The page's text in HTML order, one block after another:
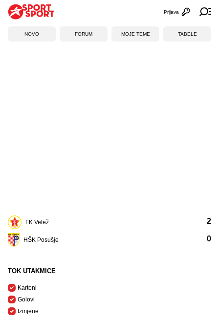
Otvori
Prijava
NOVO FORUM MOJE TEME TABELE
FK Velež
HŠK Posušje
2
0
TOK UTAKMICE
Kartoni
Golovi
Izmjene